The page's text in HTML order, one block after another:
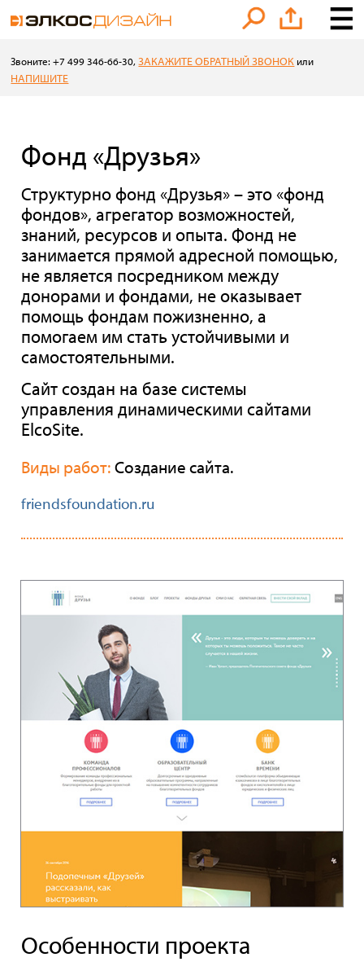
Звоните: +7 499 346-66-30,ЗАКАЖИТЕ ОБРАТНЫЙ ЗВОНОК или
НАПИШИТЕ
Фонд «Друзья»
Структурно фонд «Друзья» – это «фонд
фондов», агрегатор возможностей,
знаний, ресурсов и опыта. Фонд не
занимается прямой адресной помощью,
не является посредником между
донорами и фондами, не оказывает
помощь фондам пожизненно, а
помогаем им стать устойчивыми и
самостоятельными.
Сайт создан на базе системы
управления динамическими сайтами
ElcoSite.
Виды работ:Создание сайта.
friendsfoundation.ru
Особенности проекта